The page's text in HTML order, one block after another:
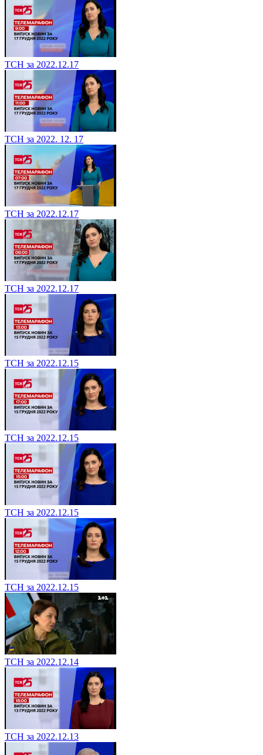
ТСН за 2022.12.17
ТСН за 2022. 12. 17
ТСН за 2022.12.17
ТСН за 2022.12.17
ТСН за 2022.12.15
ТСН за 2022.12.15
ТСН за 2022.12.15
ТСН за 2022.12.15
ТСН за 2022.12.14
ТСН за 2022.12.13